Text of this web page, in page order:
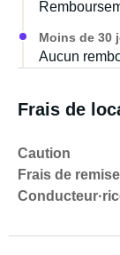
Moins de 30
Aucun
Frais de
Caution
Frais de remise